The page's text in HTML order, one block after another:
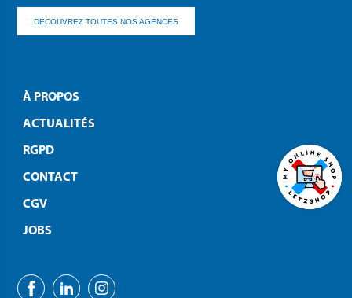
DÉCOUVREZ TOUTES NOS AGENCES
À PROPOS
ACTUALITÉS
RGPD
CONTACT
CGV
JOBS